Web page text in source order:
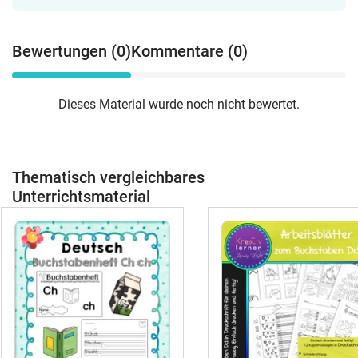
kontakt@grundschul-rose.de 🌹
Buchstaben D/d mit Laut hören, Silben
schwingen, Nachspuren, Schreiben und
Arbeitsblätter | Einführung Klasse
Bildaufgaben.Buchstabe F Arbeitsblätter
| Einführung Klasse 1Arbeitsblätter zum
Buchstaben F/f mit Laut hören, Silben
schwingen, Nachspuren, Schreiben und
passenden Bildaufgaben.Buchstabe G
Arbeitsblätter | Einführung Klasse
1Arbeitsblätter zum Buchstaben G/g mit
Laut hören, Silben schwingen,
Nachspuren, Schreiben und passenden
Bildaufgaben.Buchstabe H Arbeitsblätter
| Einführung Klasse 1Arbeitsblätter zum
Bewertungen (0)Kommentare (0)
Dieses Material wurde noch nicht bewertet.
Thematisch vergleichbares
Unterrichtsmaterial